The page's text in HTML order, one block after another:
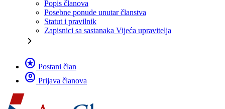
Popis članova
Posebne ponude unutar članstva
Statut i pravilnik
Zapisnici sa sastanaka Vijeća upravitelja
chevron_right
stars Postani član
account_circle Prijava članova